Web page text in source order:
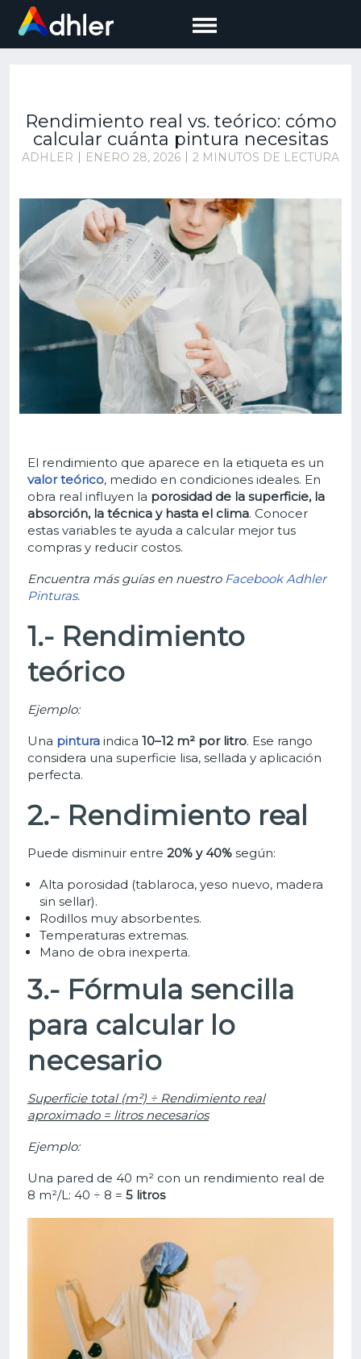
Rendimiento real vs. teórico: cómo
calcular cuánta pintura necesitas
ADHLER ENERO 28, 2026 2 MINUTOS DE LECTURA
El rendimiento que aparece en la etiqueta es un
valor teórico, medido en condiciones ideales. En
obra real influyen la porosidad de la superficie, la
absorción, la técnica y hasta el clima. Conocer
estas variables te ayuda a calcular mejor tus
compras y reducir costos.
Encuentra más guías en nuestro Facebook Adhler
Pinturas.
1.- Rendimiento
teórico
Ejemplo:
Una pintura indica 10–12 m² por litro. Ese rango
considera una superficie lisa, sellada y aplicación
perfecta.
2.- Rendimiento real
Puede disminuir entre 20% y 40% según:
Alta porosidad (tablaroca, yeso nuevo, madera
sin sellar).
Rodillos muy absorbentes.
Temperaturas extremas.
Mano de obra inexperta.
3.- Fórmula sencilla
para calcular lo
necesario
Superficie total (m²) ÷ Rendimiento real
aproximado = litros necesarios
Ejemplo:
Una pared de 40 m² con un rendimiento real de
8 m²/L: 40 ÷ 8 = 5 litros